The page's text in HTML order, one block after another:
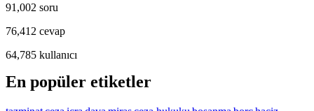
91,002 soru
76,412 cevap
64,785 kullanıcı
En popüler etiketler